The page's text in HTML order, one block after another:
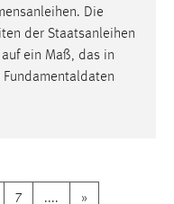
Die
der Staatsanleihen
ein Maß, das in
7 .... »